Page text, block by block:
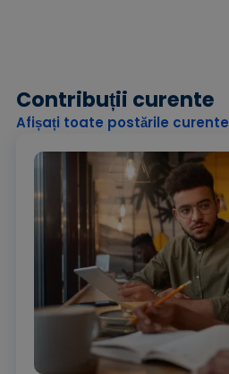
Contribuții curente
Afișați toate postările curente